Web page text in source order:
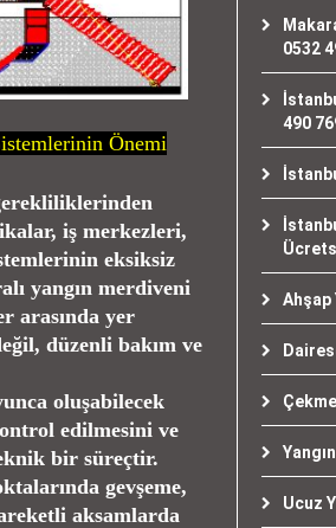
Önemi
iş merkezleri,
eksiksiz
yangın merdiveni
arasında yer
düzenli bakım ve
oluşabilecek
edilmesini ve
bir süreçtir.
gevşeme,
aksamlarda
0532
490
Ahşap
Ucuz